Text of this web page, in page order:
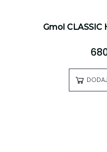
Gmol CLASSIC